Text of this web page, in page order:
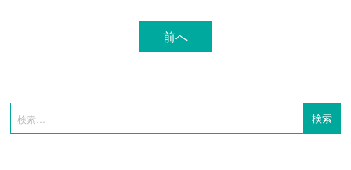
前へ